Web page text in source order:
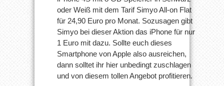
oder Weiß mit dem Tarif Simyo All-on Flat
für 24,90 Euro pro Monat. Sozusagen gibt
Simyo bei dieser Aktion das iPhone für nur
1 Euro mit dazu. Sollte euch dieses
Smartphone von Apple also ausreichen,
dann solltet ihr hier unbedingt zuschlagen
und von diesem tollen Angebot profitieren.